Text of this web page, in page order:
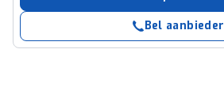
Bel aanbieder